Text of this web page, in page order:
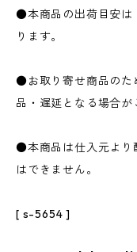
●本商品の出荷目安は
ります。
●お取り寄せ商品のた
品・遅延となる場合が
●本商品は仕入元より
はできません。
[ s-5654 ]